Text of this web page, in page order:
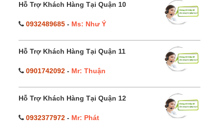
Hỗ Trợ Khách Hàng Tại Quận 10
0932489685 - Ms: Như Ý
Hỗ Trợ Khách Hàng Tại Quận 11
0901742092 - Mr: Thuận
Hỗ Trợ Khách Hàng Tại Quận 12
0932377972 - Mr: Phát